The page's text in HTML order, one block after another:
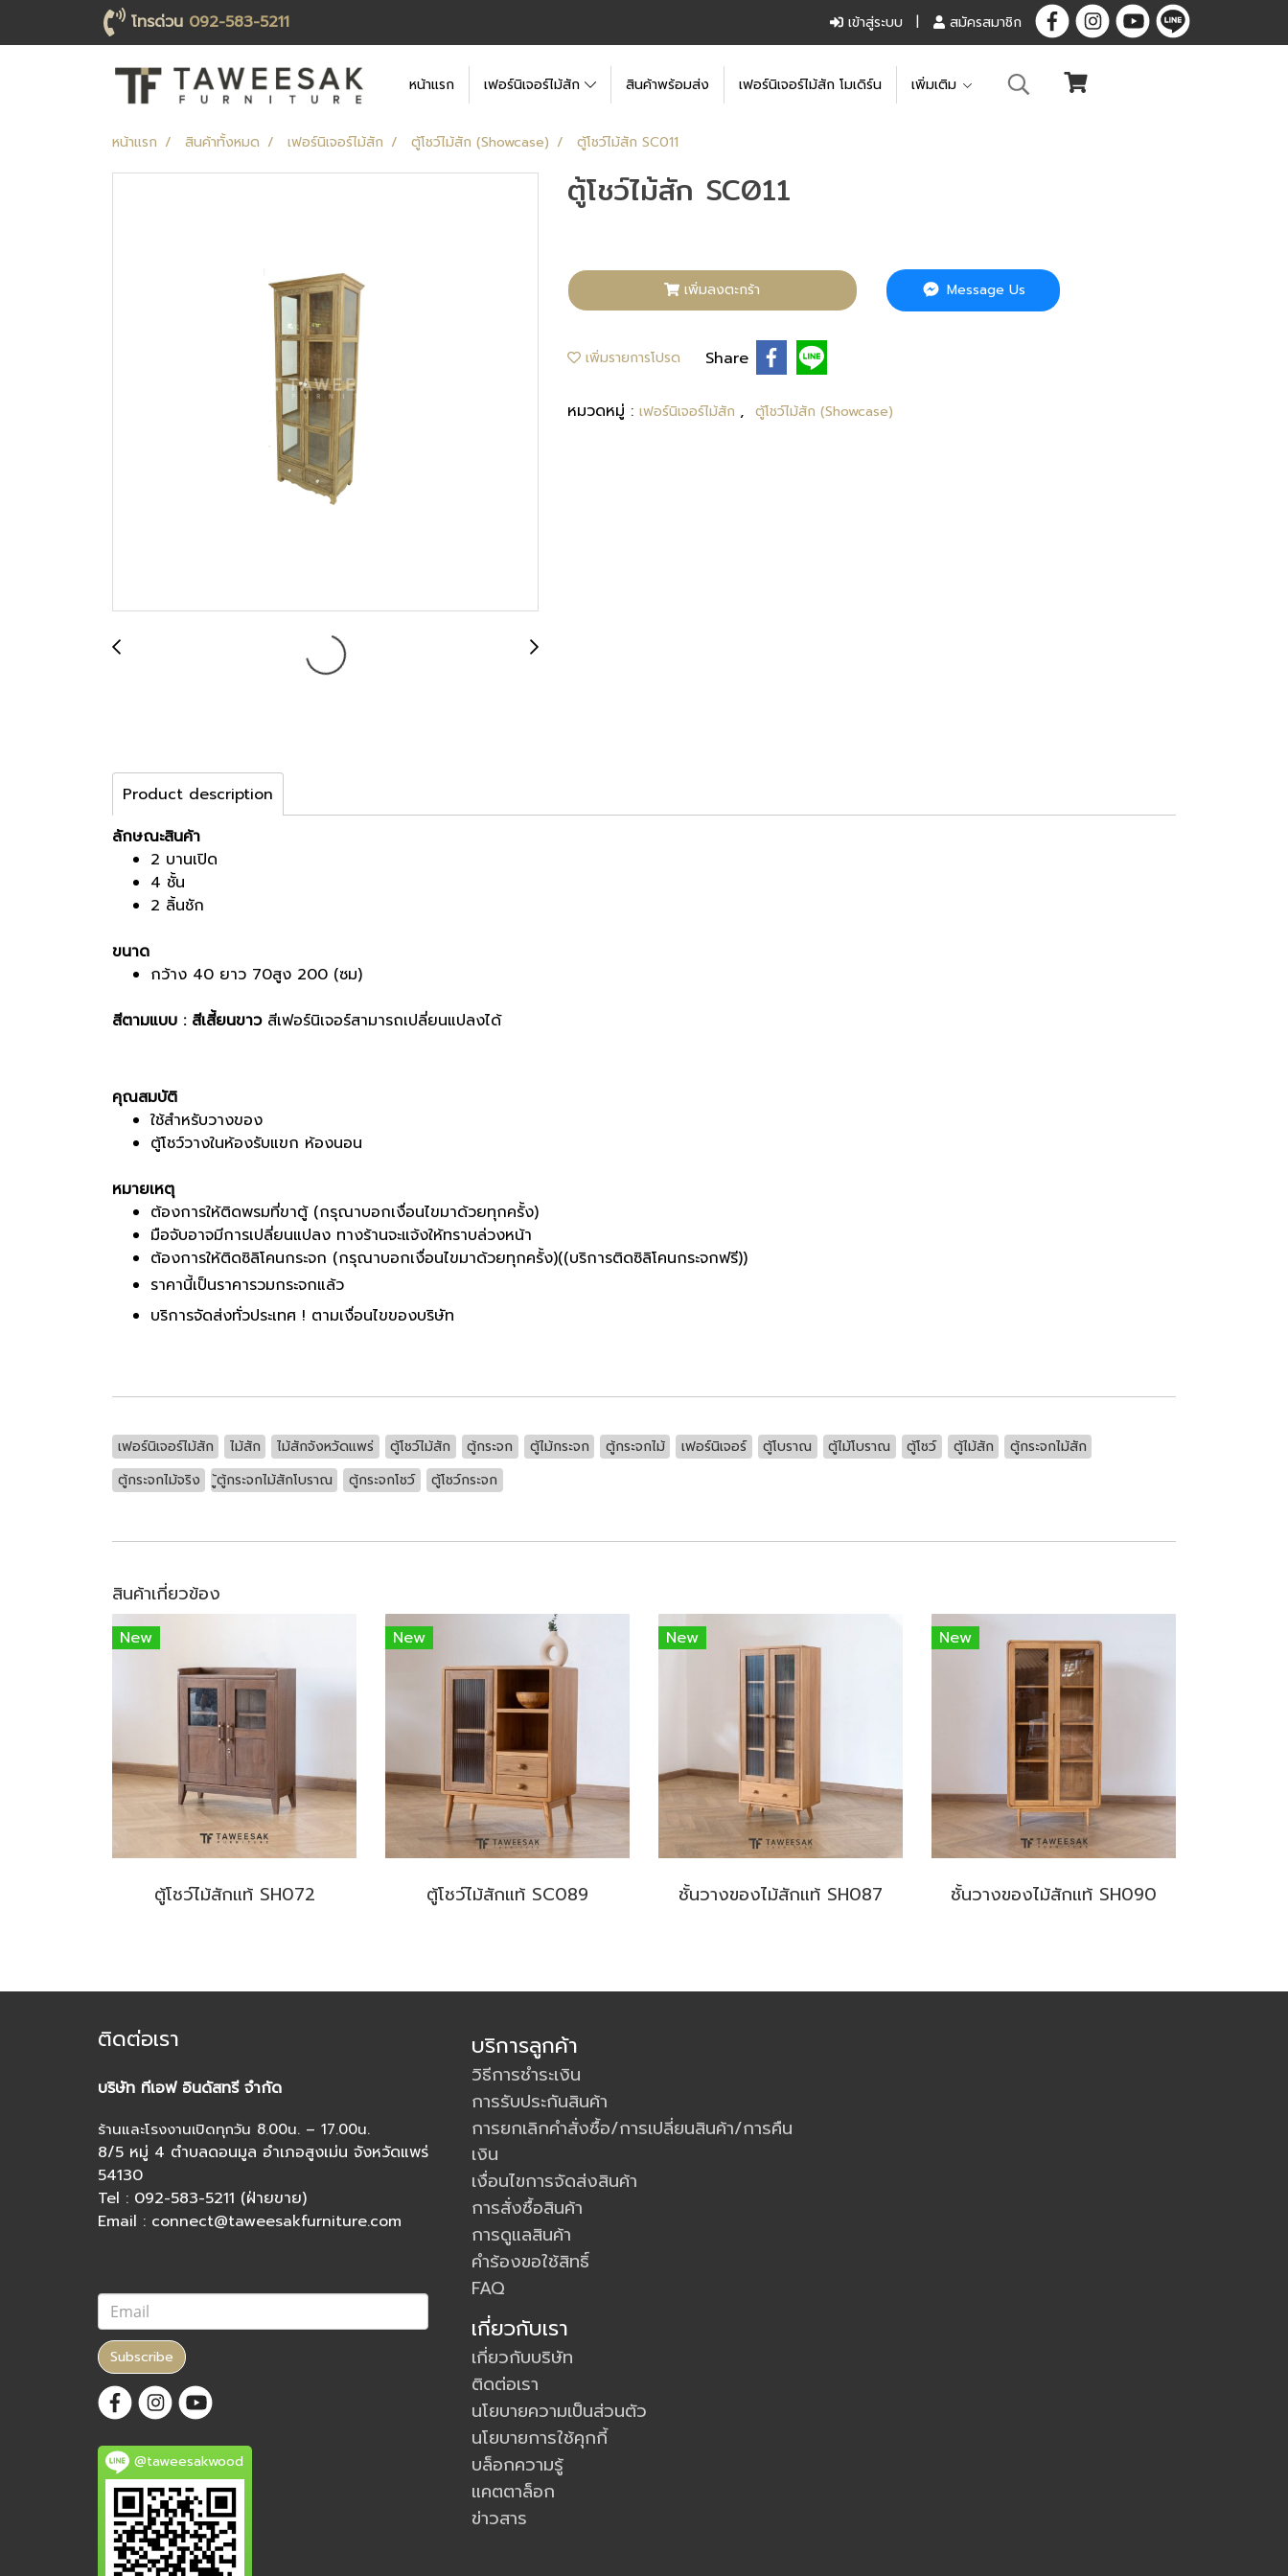
โทรด่วน 092-583-5211 เข้าสู่ระบบ สมัครสมาชิก
หน้าแรก เฟอร์นิเจอร์ไม้สัก สินค้าพร้อมส่ง เฟอร์นิเจอร์ไม้สัก โมเดิร์น เพิ่มเติม
หน้าแรก สินค้าทั้งหมด เฟอร์นิเจอร์ไม้สัก ตู้โชว์ไม้สัก (Showcase) ตู้โชว์ไม้สัก SC011
ตู้โชว์ไม้สัก SC011
เพิ่มลงตะกร้า Message Us
เพิ่มรายการโปรด Share
หมวดหมู่ : เฟอร์นิเจอร์ไม้สัก , ตู้โชว์ไม้สัก (Showcase)
Product description
ลักษณะสินค้า
2 บานเปิด
4 ชั้น
2 ลิ้นชัก
ขนาด
กว้าง 40 ยาว 70สูง 200 (ซม)
สีตามแบบ : สีเสี้ยนขาว สีเฟอร์นิเจอร์สามารถเปลี่ยนแปลงได้
คุณสมบัติ
ใช้สำหรับวางของ
ตู้โชว์วางในห้องรับแขก ห้องนอน
หมายเหตุ
ต้องการให้ติดพรมที่ขาตู้ (กรุณาบอกเงื่อนไขมาด้วยทุกครั้ง)
มือจับอาจมีการเปลี่ยนแปลง ทางร้านจะแจ้งให้ทราบล่วงหน้า
ต้องการให้ติดซิลิโคนกระจก (กรุณาบอกเงื่อนไขมาด้วยทุกครั้ง)((บริการติดซิลิโคนกระจกฟรี))
ราคานี้เป็นราคารวมกระจกแล้ว
บริการจัดส่งทั่วประเทศ ! ตามเงื่อนไขของบริษัท
เฟอร์นิเจอร์ไม้สัก ไม้สัก ไม้สักจังหวัดแพร่ ตู้โชว์ไม้สัก ตู้กระจก ตู้ไม้กระจก ตู้กระจกไม้ เฟอร์นิเจอร์ ตู้โบราณ ตู้ไม้โบราณ ตู้โชว์ ตู้ไม้สัก
ตู้กระจกไม้สัก
ตู้กระจกไม้จริง
ู้ตู้กระจกไม้สักโบราณ ตู้กระจกโชว์ ตู้โชว์กระจก
สินค้าเกี่ยวข้อง
New
ตู้โชว์ไม้สักแท้ SH072
New
ตู้โชว์ไม้สักแท้ SC089
New
ชั้นวางของไม้สักแท้ SH087
New
ชั้นวางของไม้สักแท้ SH090
ติดต่อเรา
บริษัท ทีเอฟ อินดัสทรี จำกัด
ร้านและโรงงานเปิดทุกวัน 8.00น. – 17.00น.
8/5 หมู่ 4 ตำบลดอนมูล อำเภอสูงเม่น จังหวัดแพร่
54130
Tel : 092-583-5211 (ฝ่ายขาย)
Email : connect@taweesakfurniture.com
Subscribe
@taweesakwood
บริการลูกค้า
วิธีการชำระเงิน
การรับประกันสินค้า
การยกเลิกคำสั่งซื้อ/การเปลี่ยนสินค้า/การคืน
เงิน
เงื่อนไขการจัดส่งสินค้า
การสั่งซื้อสินค้า
การดูแลสินค้า
คำร้องขอใช้สิทธิ์
FAQ
เกี่ยวกับเรา
เกี่ยวกับบริษัท
ติดต่อเรา
นโยบายความเป็นส่วนตัว
นโยบายการใช้คุกกี้
บล็อกความรู้
แคตตาล็อก
ข่าวสาร